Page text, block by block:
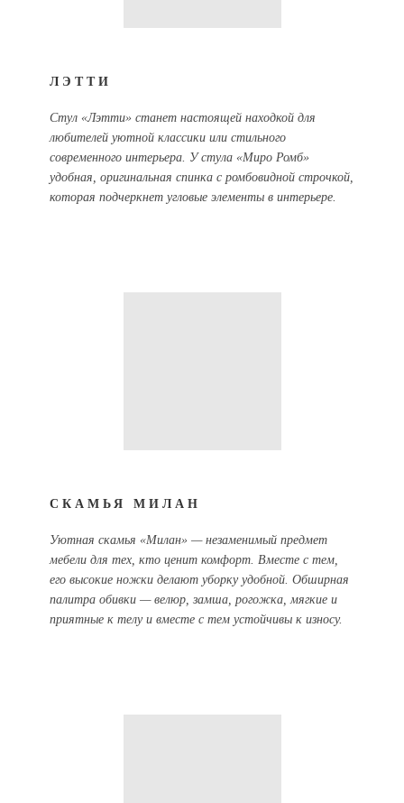
ЛЭТТИ
Стул «Лэтти» станет настоящей находкой для
любителей уютной классики или стильного
современного интерьера. У стула «Миро Ромб»
удобная, оригинальная спинка с ромбовидной строчкой,
которая подчеркнет угловые элементы в интерьере.
СКАМЬЯ МИЛАН
Уютная скамья «Милан» — незаменимый предмет
мебели для тех, кто ценит комфорт. Вместе с тем,
его высокие ножки делают уборку удобной. Обширная
палитра обивки — велюр, замша, рогожка, мягкие и
приятные к телу и вместе с тем устойчивы к износу.